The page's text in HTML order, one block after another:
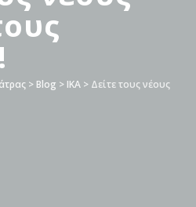
> Blog > ΙΚΑ > Δείτε τους νέους